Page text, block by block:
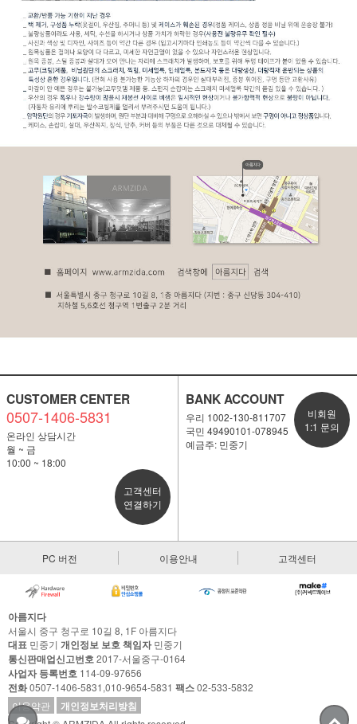
CUSTOMER CENTER
0507-1406-5831
온라인 상담시간
월 ~ 금
10:00 ~ 18:00
고객센터
연결하기
BANK ACCOUNT
우리 1002-130-811707
국민 49490101-078945
예금주: 민중기
비회원
1:1 문의
PC 버전 이용안내 고객센터
아름지다
서울시 중구 청구로 10길 8, 1F 아름지다
대표 민중기 개인정보 보호 책임자민중기
통신판매업신고번호 2017-서울중구-0164
사업자 등록번호 114-09-97656
전화0507-1406-5831,010-9654-5831 팩스02-533-5832
이용약관
개인정보처리방침